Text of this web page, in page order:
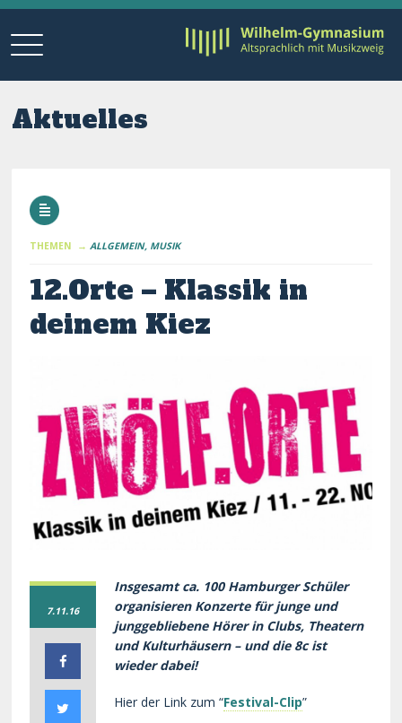
Aktuelles
THEMEN → ALLGEMEIN MUSIK
12.Orte – Klassik in
deinem Kiez
7.11.16
Insgesamt ca. 100 Hamburger Schüler
organisieren Konzerte für junge und
junggebliebene Hörer in Clubs, Theatern
und Kulturhäusern – und die 8c ist
wieder dabei!
Hier der Link zum “Festival-Clip”